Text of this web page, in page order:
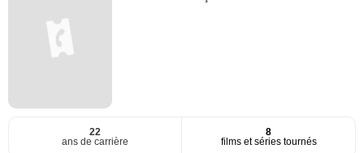
22
ans de carrière
8
films et séries tournés